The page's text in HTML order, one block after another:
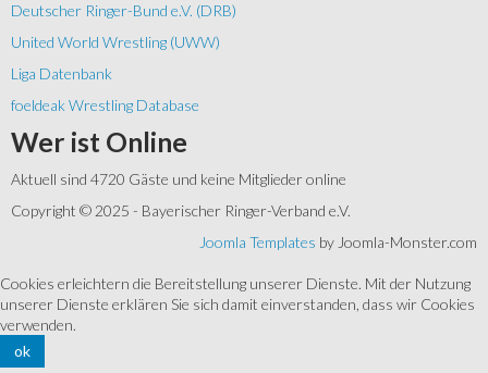
Deutscher Ringer-Bund e.V. (DRB)
United World Wrestling (UWW)
Liga Datenbank
foeldeak Wrestling Database
Wer ist Online
Aktuell sind 4720 Gäste und keine Mitglieder online
Copyright © 2025 - Bayerischer Ringer-Verband e.V.
Joomla Templates by Joomla-Monster.com
Cookies erleichtern die Bereitstellung unserer Dienste. Mit der Nutzung
unserer Dienste erklären Sie sich damit einverstanden, dass wir Cookies
verwenden.
ok